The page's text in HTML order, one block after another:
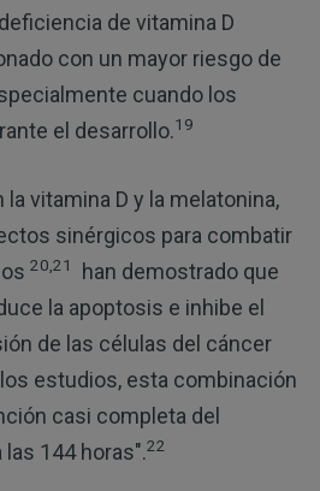
de vitamina D
con un mayor riesgo de
cuando los
el desarrollo.19
vitamina D y la melatonina,
sinérgicos para combatir
20,21
han demostrado que
la apoptosis e inhibe el
de las células del cáncer
estudios, esta combinación
casi completa del
144 horas".22